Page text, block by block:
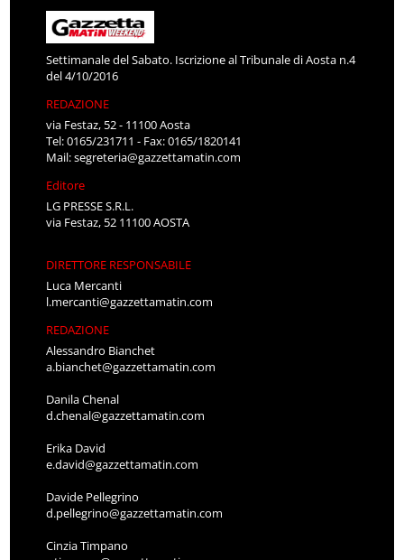
Settimanale del Sabato. Iscrizione al Tribunale di Aosta n.4
del 4/10/2016
REDAZIONE
via Festaz, 52 - 11100 Aosta
Tel: 0165/231711 - Fax: 0165/1820141
Mail:segreteria@gazzettamatin.com
Editore
LG PRESSE S.R.L.
via Festaz, 52 11100 AOSTA
DIRETTORE RESPONSABILE
Luca Mercanti
l.mercanti@gazzettamatin.com
REDAZIONE
Alessandro Bianchet
a.bianchet@gazzettamatin.com
Danila Chenal
d.chenal@gazzettamatin.com
Erika David
e.david@gazzettamatin.com
Davide Pellegrino
d.pellegrino@gazzettamatin.com
Cinzia Timpano